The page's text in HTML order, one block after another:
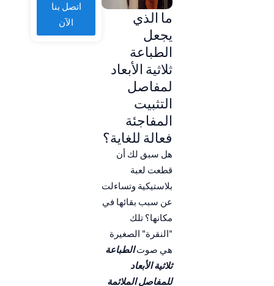
ما الذي
يجعل
الطباعة
ثلاثية الأبعاد
لمفاصل
التثبيت
المفاجئة
فعالة للغاية؟
هل سبق لك أن
قطعت لعبة
بلاستيكية وتساءلت
عن سبب بقائها في
مكانها؟ تلك
"النقرة" الصغيرة
هي صوتالطباعة
ثلاثية الأبعاد
للمفاصل الملائمة
اتصل بنا
الآن